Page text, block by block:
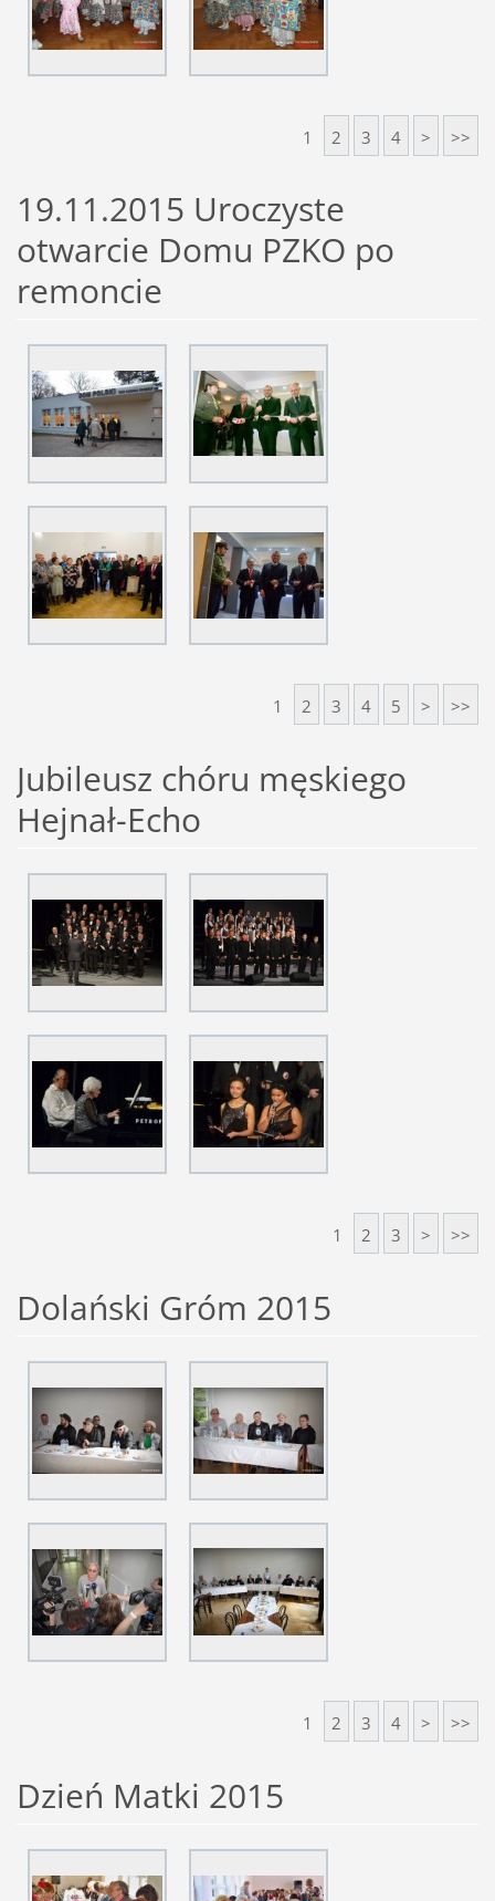
1 2 3 4 > >>
19.11.2015 Uroczyste
otwarcie Domu PZKO po
remoncie
1 2 3 4 5 > >>
Jubileusz chóru męskiego
Hejnał-Echo
1 2 3 > >>
Dolański Gróm 2015
1 2 3 4 > >>
Dzień Matki 2015